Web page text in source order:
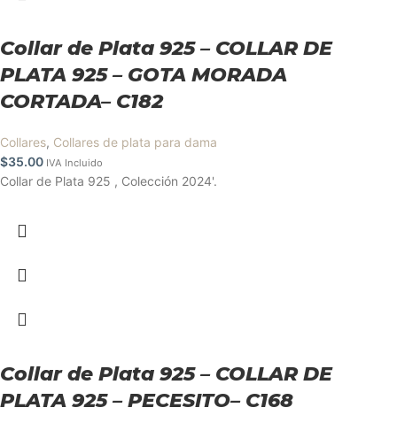
Collar de Plata 925 – COLLAR DE
PLATA 925 – GOTA MORADA
CORTADA– C182
Collares, Collares de plata para dama
$35.00 IVA Incluido
Collar de Plata 925 , Colección 2024'.
Collar de Plata 925 – COLLAR DE
PLATA 925 – PECESITO– C168